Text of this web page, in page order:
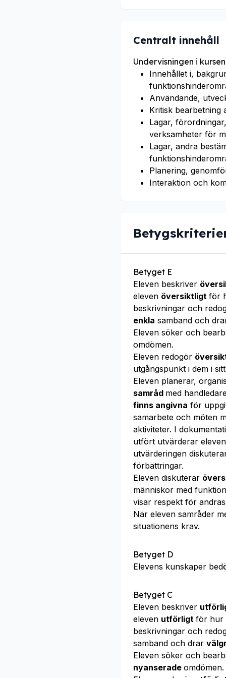
Centralt innehåll
Undervisningen i
Innehållet i,
Användande,
Kritisk bearbetning
Lagar,
verksamheter för
Lagar, andra
Planering,
Interaktion och
Betyget E
Eleven beskriver
eleven översiktligt för
beskrivningar och
enkla samband och
Eleven söker och
omdömen.
Eleven redogör
utgångspunkt i dem i
Eleven planerar,
samråd med
finns angivna för
samarbete och möten
aktiviteter. I
utfört utvärderar
utvärderingen
förbättringar.
Eleven diskuterar
människor med
visar respekt för
När eleven samråder
situationens krav.
Betyget D
Elevens kunskaper
Betyget C
Eleven beskriver
eleven utförligt för hur
beskrivningar och
samband och drar
Eleven söker och
nyanserade omdömen.